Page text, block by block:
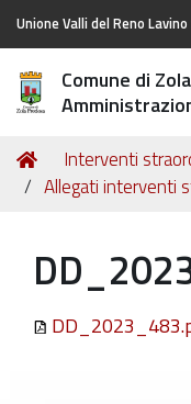
Unione Valli del Reno
Comune di
Tu
sei
Home
Interventi
Allegati interventi